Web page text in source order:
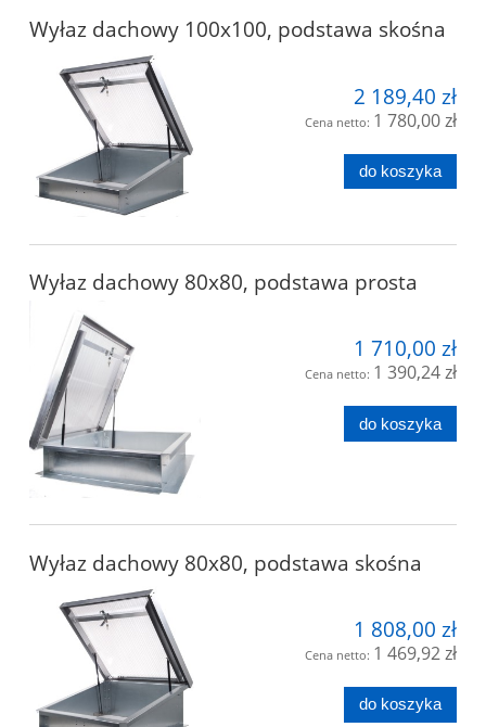
Wyłaz dachowy 100x100, podstawa skośna
2 189,40 zł
Cena netto: 1 780,00 zł
do koszyka
Wyłaz dachowy 80x80, podstawa prosta
1 710,00 zł
Cena netto: 1 390,24 zł
do koszyka
Wyłaz dachowy 80x80, podstawa skośna
1 808,00 zł
Cena netto: 1 469,92 zł
do koszyka